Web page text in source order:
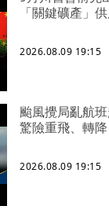
「關鍵礦產」
2026.08.09 19:15
颱風攪局亂航
驚險重飛、轉降
2026.08.09 19:15